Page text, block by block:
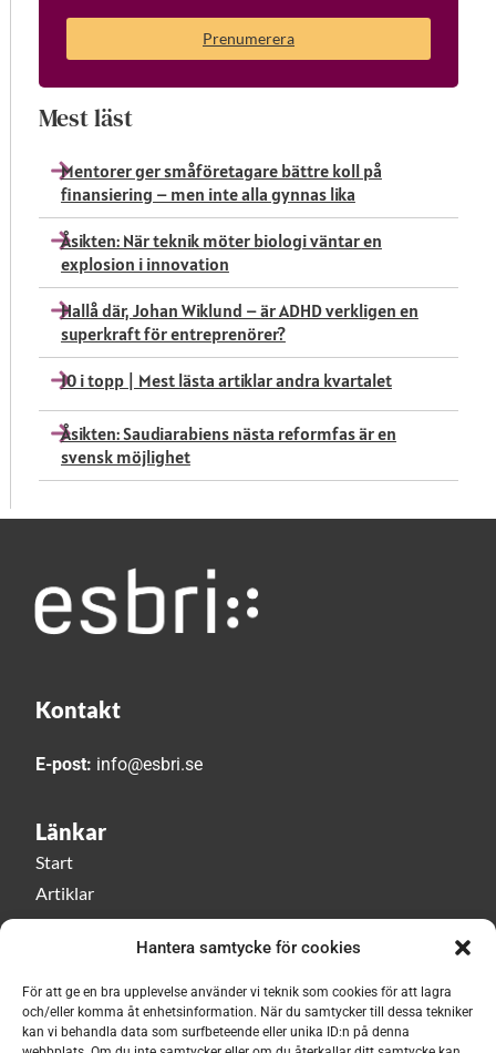
Hantera samtycke för cookies
För att ge en bra upplevelse använder vi teknik som cookies för att lagra
och/eller komma åt enhetsinformation. När du samtycker till dessa tekniker
kan vi behandla data som surfbeteende eller unika ID:n på denna
Prenumerera
Mest läst
Mentorer ger småföretagare bättre koll på
finansiering – men inte alla gynnas lika
Åsikten: När teknik möter biologi väntar en
explosion i innovation
Hallå där, Johan Wiklund – är ADHD verkligen en
superkraft för entreprenörer?
10 i topp | Mest lästa artiklar andra kvartalet
Åsikten: Saudiarabiens nästa reformfas är en
svensk möjlighet
Kontakt
E-post: info@esbri.se
Länkar
Start
Artiklar
Esbri play
Om Esbri
Håll dig uppdaterad med vårt nyhetsbrev!